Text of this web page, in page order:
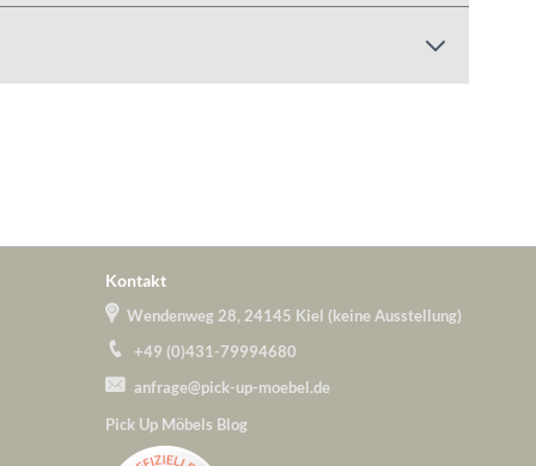
Kontakt
Wendenweg 28, 24145 Kiel (keine Ausstellung)
+49 (0)431-79994680
anfrage@pick-up-moebel.de
Pick Up Möbels Blog